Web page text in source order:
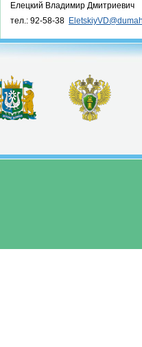
Елецкий Владимир Дмитриевич
тел.: 92-58-38